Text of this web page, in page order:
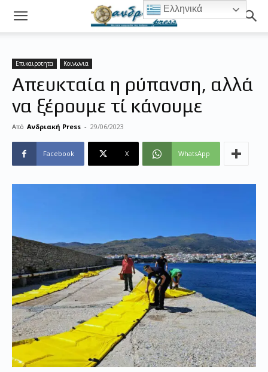
Επικαιροτητα Κοινωνια
Απευκταία η ρύπανση, αλλά
να ξέρουμε τί κάνουμε
Από Ανδριακή Press - 29/06/2023
Facebook X WhatsApp
Ελληνικά